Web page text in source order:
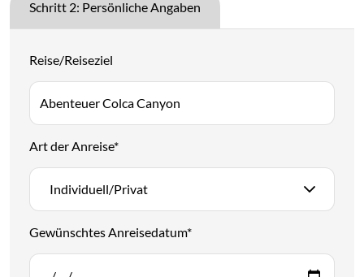
Schritt 2: Persönliche Angaben
Reise/Reiseziel
Art der Anreise*
Individuell/Privat
Gewünschtes Anreisedatum*